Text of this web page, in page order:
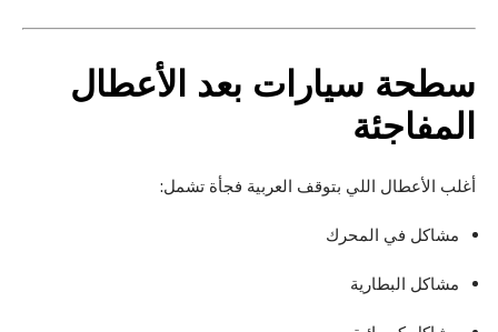
سطحة سيارات بعد الأعطال
المفاجئة
أغلب الأعطال اللي بتوقف العربية فجأة تشمل:
مشاكل في المحرك
مشاكل البطارية